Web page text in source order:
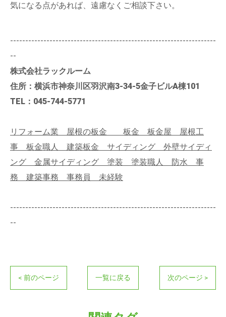
気になる点があれば、遠慮なくご相談下さい。
--------------------------------------------------------------------
--
株式会社ラックルーム
住所：横浜市神奈川区羽沢南3-34-5金子ビルA棟101
TEL：045-744-5771
リフォーム業 屋根の板金 板金 板金屋 屋根工
事 板金職人 建築板金 サイディング 外壁サイディ
ング 金属サイディング 塗装 塗装職人 防水 事
務 建築事務 事務員 未経験
--------------------------------------------------------------------
--
< 前のページ 一覧に戻る 次のページ >